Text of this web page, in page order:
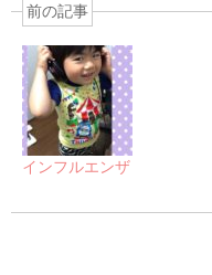
前の記事
インフルエンザ